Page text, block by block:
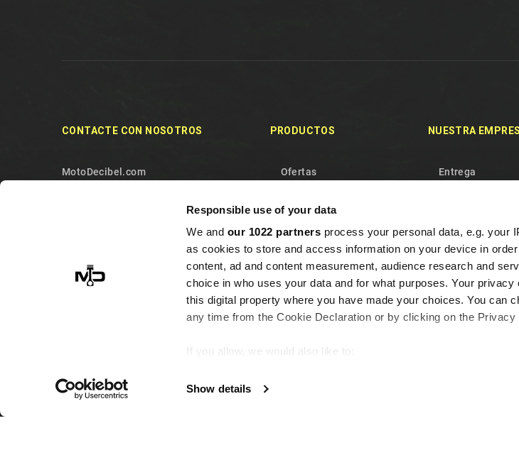
Responsible use of your data
We and our 1022 partners process your personal data, e.g. your
as cookies to store and access information on your device in
content, ad and content measurement, audience research and
choice in who uses your data and for what purposes. Your
this digital property where you have made your choices. You can
any time from the Cookie Declaration or by clicking on the Privacy
If you allow, we would also like to:
meters
Show details
CONTACTE CON NOSOTROS
MotoDecibel.com
Torino
+393513946375 (Whatsapp)
PRODUCTOS
Ofertas
Los más vendidos
Contacte con nosotros
NUESTRA
Entrega
Nuestro Equipo
Garantía y
Preguntas
Programa de
están observando este producto